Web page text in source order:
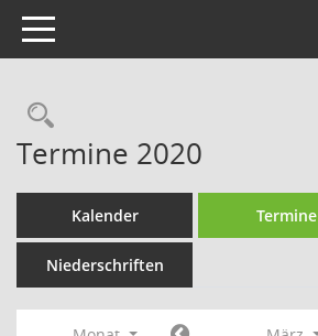
Toggle navigation
Rechercheauswahl
Termine 2020
Kalender Termine
Niederschriften